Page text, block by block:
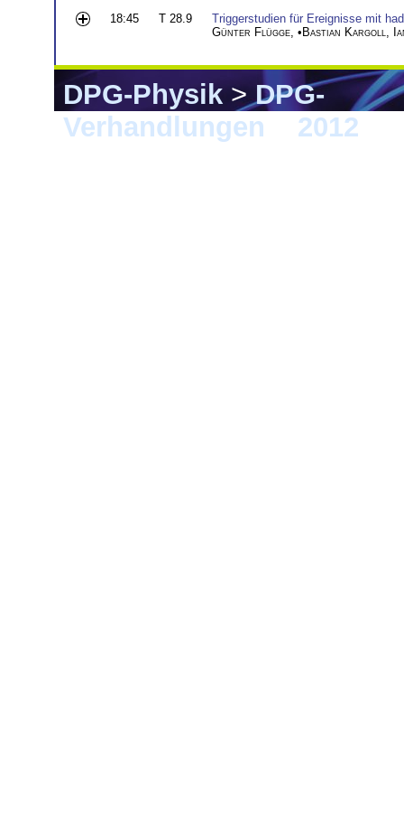
18:45
T 28.9
Triggerstudien für Ereignisse mit
Günter Flügge , •Bastian Kargoll
DPG-Physik>DPG-
Verhandlungen
2012